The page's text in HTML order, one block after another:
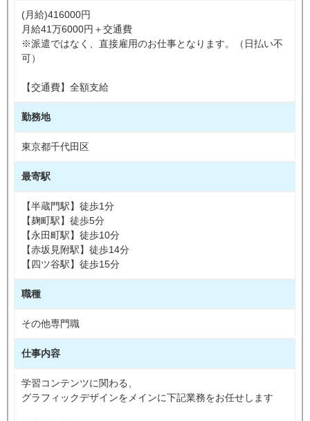
(月給)416000円
月給41万6000円＋交通費
※派遣ではなく、直接雇用のお仕事となります。（日払い不
可）
【交通費】全額支給
勤務地
東京都千代田区
最寄駅
【半蔵門駅】徒歩1分
【麹町駅】徒歩5分
【永田町駅】徒歩10分
【赤坂見附駅】徒歩14分
【四ツ谷駅】徒歩15分
職種
その他専門職
仕事内容
学習コンテンツに関わる、
グラフィックデザインをメインに下記業務をお任せします